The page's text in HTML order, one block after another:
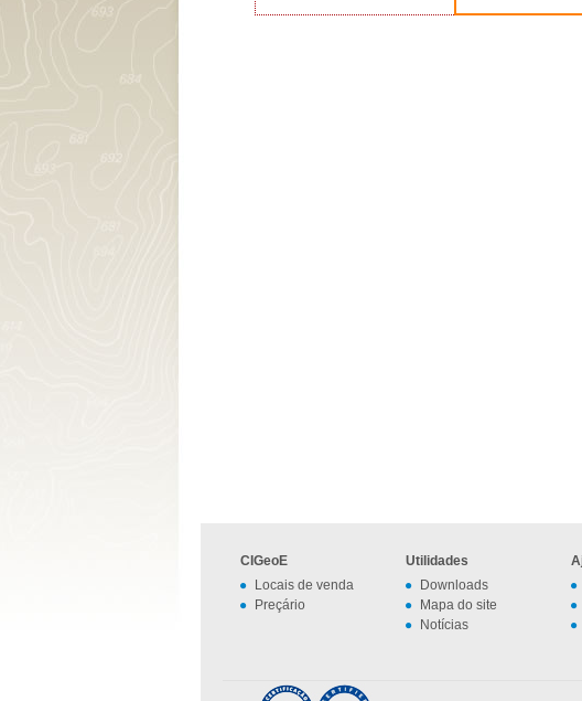
CIGeoE
Locais de venda
Preçário
Utilidades
Downloads
Mapa do site
Notícias